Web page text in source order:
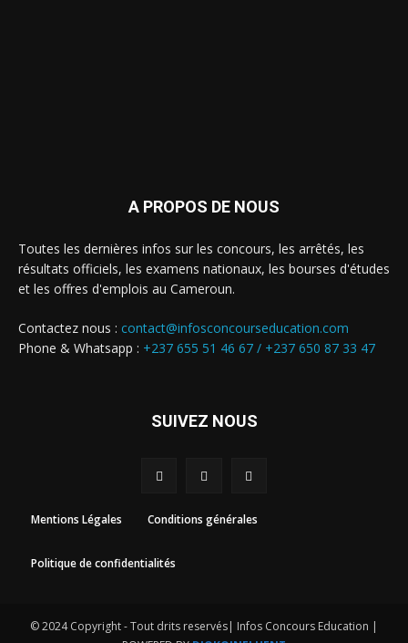
A PROPOS DE NOUS
Toutes les dernières infos sur les concours, les arrêtés, les
résultats officiels, les examens nationaux, les bourses d'études
et les offres d'emplois au Cameroun.
Contactez nous : contact@infosconcourseducation.com
Phone & Whatsapp : +237 655 51 46 67 / +237 650 87 33 47
SUIVEZ NOUS
Mentions Légales Conditions générales
Politique de confidentialités
© 2024 Copyright - Tout drits reservés| Infos Concours Education |